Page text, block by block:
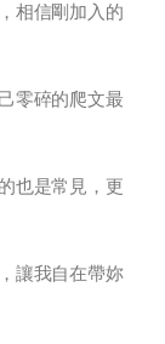
相信剛加入的
零碎的爬文最
也是常見，更
讓我自在帶妳